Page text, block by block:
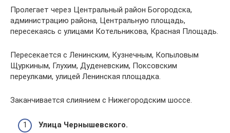
Пролегает через Центральный район Богородска,
администрацию района, Центральную площадь,
пересекаясь с улицами Котельникова, Красная Площадь.
Пересекается с Ленинским, Кузнечным, Копыловым
Щуркиным, Глухим, Дуденевским, Поксовским
переулками, улицей Ленинская площадка.
Заканчивается слиянием с Нижегородским шоссе.
Улица Чернышевского.